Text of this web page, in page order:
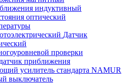
индуктивный
оптический
Датчик
проверки
приближения
усилитель стандарта NAMUR
выключатель